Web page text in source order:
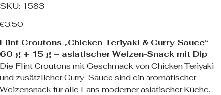
SKU:
SKU
1583
1583
Price
€3.50
Flint Croutons „Chicken Teriyaki & Curry Sauce“
60 g + 15 g – asiatischer Weizen-Snack mit Dip
Die Flint Croutons mit Geschmack von Chicken Teriyaki
und zusätzlicher Curry-Sauce sind ein aromatischer
Weizensnack für alle Fans moderner asiatischer Küche.